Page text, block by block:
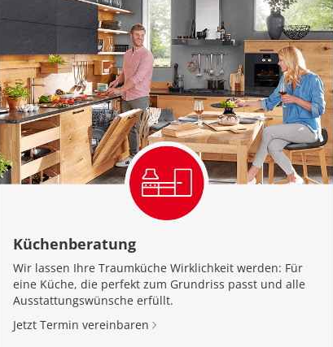
Küchenberatung
Wir lassen Ihre Traumküche Wirklichkeit werden: Für
eine Küche, die perfekt zum Grundriss passt und alle
Ausstattungswünsche erfüllt.
Jetzt Termin vereinbaren